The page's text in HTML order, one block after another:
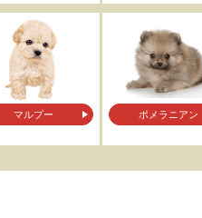
マルプー ポメラニアン